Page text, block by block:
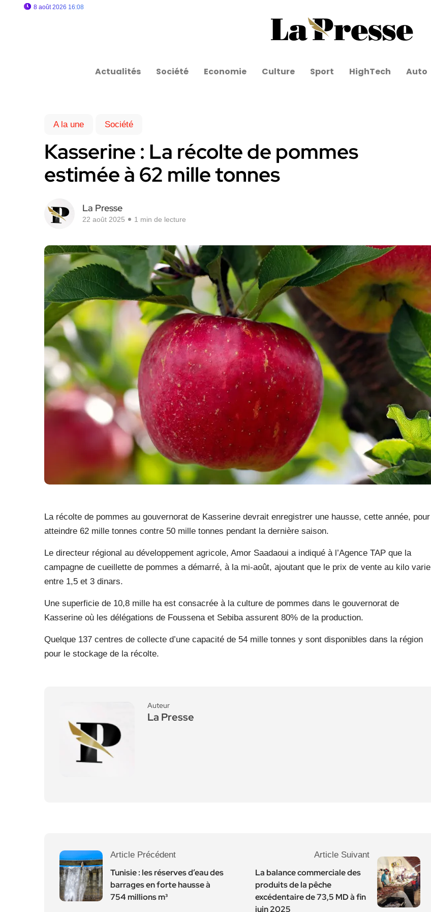
8 août 2026 16:08
Actualités Société Economie Culture Sport HighTech Auto
A la une Société
Kasserine : La récolte de pommes
estimée à 62 mille tonnes
La Presse
22 août 2025 1 min de lecture
La récolte de pommes au gouvernorat de Kasserine devrait enregistrer une hausse, cette année, pour
atteindre 62 mille tonnes contre 50 mille tonnes pendant la dernière saison.
Le directeur régional au développement agricole, Amor Saadaoui a indiqué à l’Agence TAP que la
campagne de cueillette de pommes a démarré, à la mi-août, ajoutant que le prix de vente au kilo varie
entre 1,5 et 3 dinars.
Une superficie de 10,8 mille ha est consacrée à la culture de pommes dans le gouvernorat de
Kasserine où les délégations de Foussena et Sebiba assurent 80% de la production.
Quelque 137 centres de collecte d’une capacité de 54 mille tonnes y sont disponibles dans la région
pour le stockage de la récolte.
Auteur
La Presse
Article Précédent
Tunisie : les réserves d’eau des
barrages en forte hausse à
754 millions m³
Article Suivant
La balance commerciale des
produits de la pêche
excédentaire de 73,5 MD à fin
juin 2025